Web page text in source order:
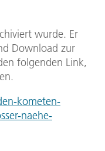
wurde. Er
Download zur
folgenden Link,
kometen-
naehe-